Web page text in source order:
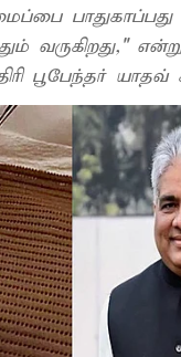
வருகிறது,"
பூபேந்தர் யாதவ்